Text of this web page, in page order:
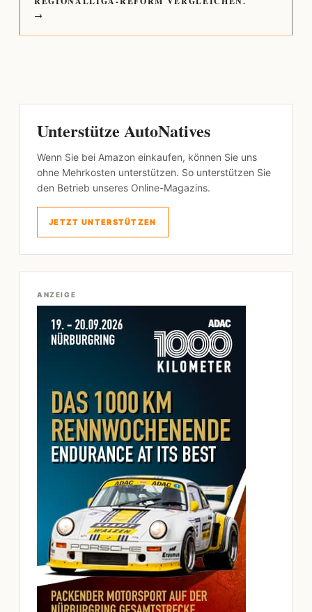
→
Unterstütze AutoNatives
Wenn Sie bei Amazon einkaufen, können Sie uns
ohne Mehrkosten unterstützen. So unterstützen Sie
den Betrieb unseres Online-Magazins.
JETZT UNTERSTÜTZEN
ANZEIGE